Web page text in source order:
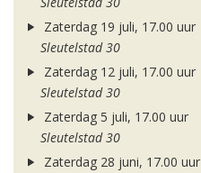
Zaterdag 19 juli, 17.00 uur
Sleutelstad 30
Zaterdag 12 juli, 17.00 uur
Sleutelstad 30
Zaterdag 5 juli, 17.00 uur
Sleutelstad 30
Zaterdag 28 juni, 17.00 uur